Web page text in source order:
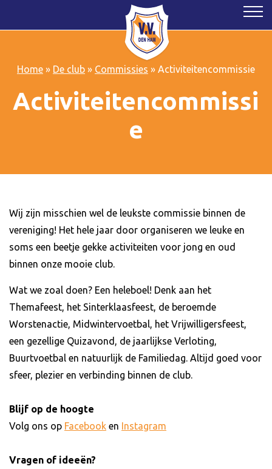
Home» De club» Commissies » Activiteitencommissie
Activiteitencommissi
e
Wij zijn misschien wel de leukste commissie binnen de
vereniging! Het hele jaar door organiseren we leuke en
soms een beetje gekke activiteiten voor jong en oud
binnen onze mooie club.
Wat we zoal doen? Een heleboel! Denk aan het
Themafeest, het Sinterklaasfeest, de beroemde
Worstenactie, Midwintervoetbal, het Vrijwilligersfeest,
een gezellige Quizavond, de jaarlijkse Verloting,
Buurtvoetbal en natuurlijk de Familiedag. Altijd goed voor
sfeer, plezier en verbinding binnen de club.
Blijf op de hoogte
Volg ons op Facebook en Instagram
Vragen of ideeën?